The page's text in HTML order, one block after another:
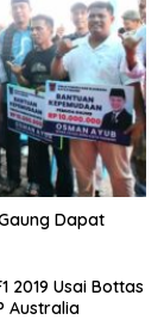
Dapat
2019 Usai Bottas
Australia